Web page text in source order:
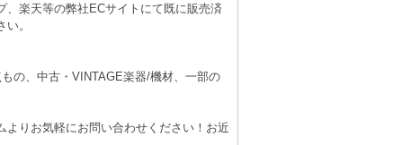
楽天等の弊社ECサイトにて既に販売済
。
の、中古・VINTAGE楽器/機材、一部の
りお気軽にお問い合わせください！お近